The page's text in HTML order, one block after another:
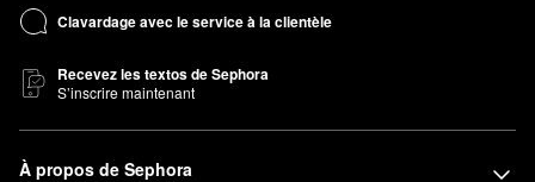
Clavardage avec le service à la clientèle
Recevez les textos de Sephora
S’inscrire maintenant
À propos de Sephora